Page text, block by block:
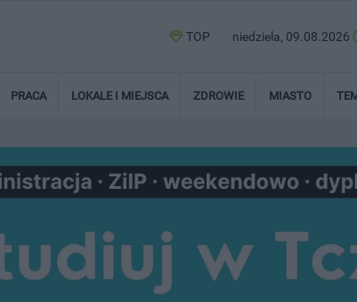
TOP niedziela, 09.08.2026
PRACA LOKALE I MIEJSCA ZDROWIE MIASTO